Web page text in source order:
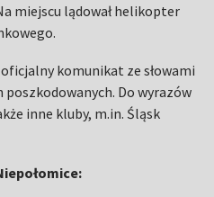
miejscu lądował helikopter
oficjalny komunikat ze słowami
Do wyrazów
inne kluby, m.in. Śląsk